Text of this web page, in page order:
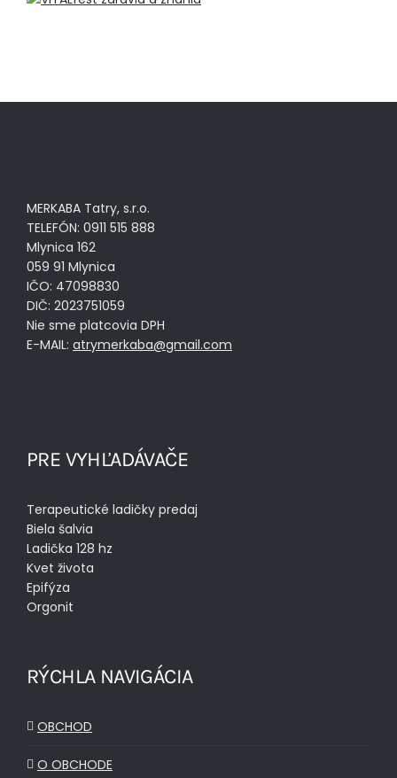
MERKABA Tatry, s.r.o.
TELEFÓN: 0911 515 888
Mlynica 162
059 91 Mlynica
IČO: 47098830
DIČ: 2023751059
Nie sme platcovia DPH
E-MAIL: atrymerkaba@gmail.com
PRE VYHĽADÁVAČE
Terapeutické ladičky predaj
Biela šalvia
Ladička 128 hz
Kvet života
Epifýza
Orgonit
RÝCHLA NAVIGÁCIA
OBCHOD
O OBCHODE